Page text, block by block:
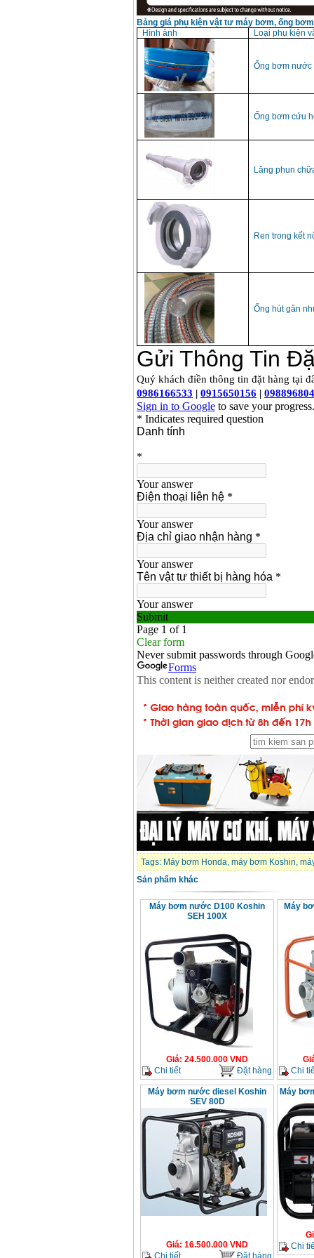
Bảng giá phụ kiện vật tư máy bơm, ống
Hình ảnh
Loại phụ kiện
Ống bơm
Ống bơm cứu
Lăng phun
Ren trong kết
Ống hút gân
Tags: Máy bơm Honda, máy bơm Koshin,
Sản phẩm khác
Máy bơm nước D100 Koshin
SEH 100X
Giá: 24.500.000 VND
Chi tiết
Đặt hàng
Máy
Chi
Máy bơm nước diesel Koshin
SEV 80D
Giá: 16.500.000 VND
Chi tiết
Đặt hàng
Máy
Chi